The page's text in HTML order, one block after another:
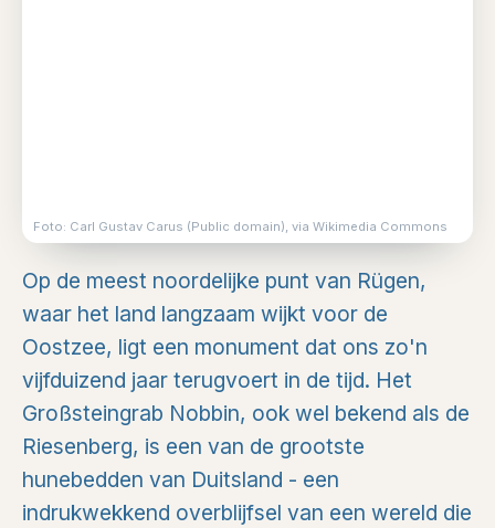
Foto: Carl Gustav Carus (Public domain), via Wikimedia Commons
Op de meest noordelijke punt van Rügen,
waar het land langzaam wijkt voor de
Oostzee, ligt een monument dat ons zo'n
vijfduizend jaar terugvoert in de tijd. Het
Großsteingrab Nobbin, ook wel bekend als de
Riesenberg, is een van de grootste
hunebedden van Duitsland - een
indrukwekkend overblijfsel van een wereld die